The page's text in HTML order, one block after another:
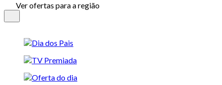
Ver ofertas para a região